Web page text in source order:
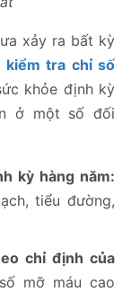
xảy ra bất kỳ
kiểm tra chỉ số
khỏe định kỳ
ở một số đối
kỳ hàng năm:
tiểu đường,
chỉ định của
mỡ máu cao